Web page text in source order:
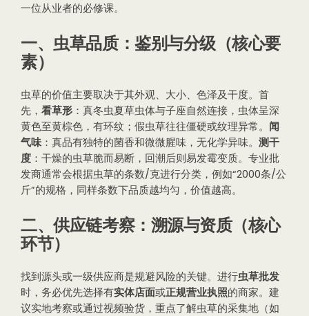
一位从业者的必修课。
一、虫草品质：鉴别与分级（核心要
素）
虫草的价值主要取决于其外观、大小、色泽及干度。首
先，看草形 ：真冬虫夏草虫体与子座自然连接，虫体呈深
黄色至黄棕色，有环纹；假虫草往往僵硬或纹理异常。 闻
气味 ：真品有独特的菌香和微微腥味，无化学异味。测干
度 ：干燥的虫草脆而易断，回潮后则易发霉变质。专业批
发商通常会根据虫草的条数/克进行分类，例如“2000条/公
斤”的规格，同样条数下品质越均匀，价值越高。
二、供应链考察：溯源与资质（核心
环节）
找到源头或一级供应商是规避风险的关键。进行虫草批发
时，务必优先选择有实体店面或正规营业执照的商家。建
议实地考察或通过视频验货，重点了解虫草的采集地（如